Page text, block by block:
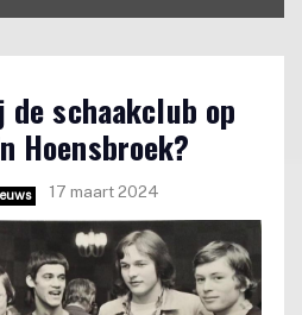
schaakclub op
Hoensbroek?
17 maart 2024